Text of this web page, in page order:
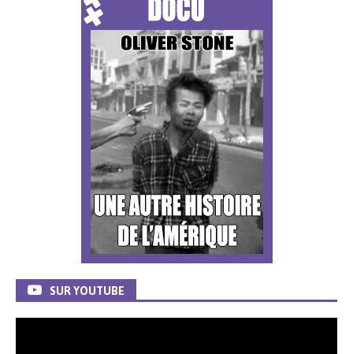
SUR YOUTUBE